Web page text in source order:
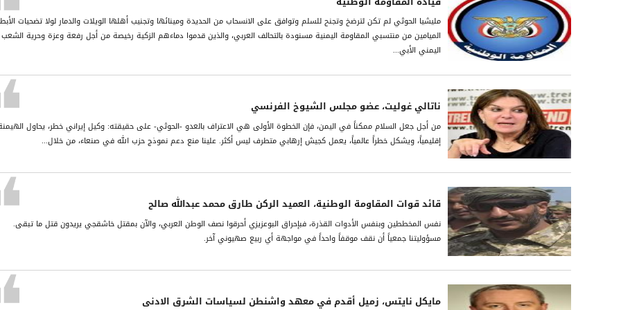
مليشيا الحوثي لم تكن لترضخ وتجنح للسلم وتوافق على الانسحاب من الحديدة ومينائها وتجنيب أهلها الويلات والدمار لولا تضحيات
الميامين من منتسبي المقاومة اليمنية مسنودة بالتحالف العربي، والذين قدموا دماءهم الزكية رخيصة من أجل رفعة وعزة وحرية الشعب
اليمني الأبي...
ناتالي غوليت، عضو مجلس الشيوخ الفرنسي
من أجل جعل السلام ممكناً في اليمن، فإن الخطوة الأولى هي الاعتراف بالعدو -الحوثي- على حقيقته: وكيل إيراني خطر، يحاول
إقليمياً، ويشكل خطراً عالمياً، يعمل كجيش إرهابي متطرف ليس أكثر. علينا منع دعم نموذج حزب الله في صنعاء، من خلال...
قائد قوات المقاومة الوطنية، العميد الركن طارق محمد عبدالله صالح
نفس المخططين وبنفس الأدوات القذرة، فبإحراق البوعزيزي أحرقوا نصف الوطن العربي، والآن بمقتل خاشقجي يريدون قتل ما تبقى.
مسؤوليتنا جمعياً أن نقف موقفاً واحداً في مواجهة أي ربيع صهيوني آخر.
مايكل نايتس، زميل أقدم في معهد واشنطن لسياسات الشرق الادنى